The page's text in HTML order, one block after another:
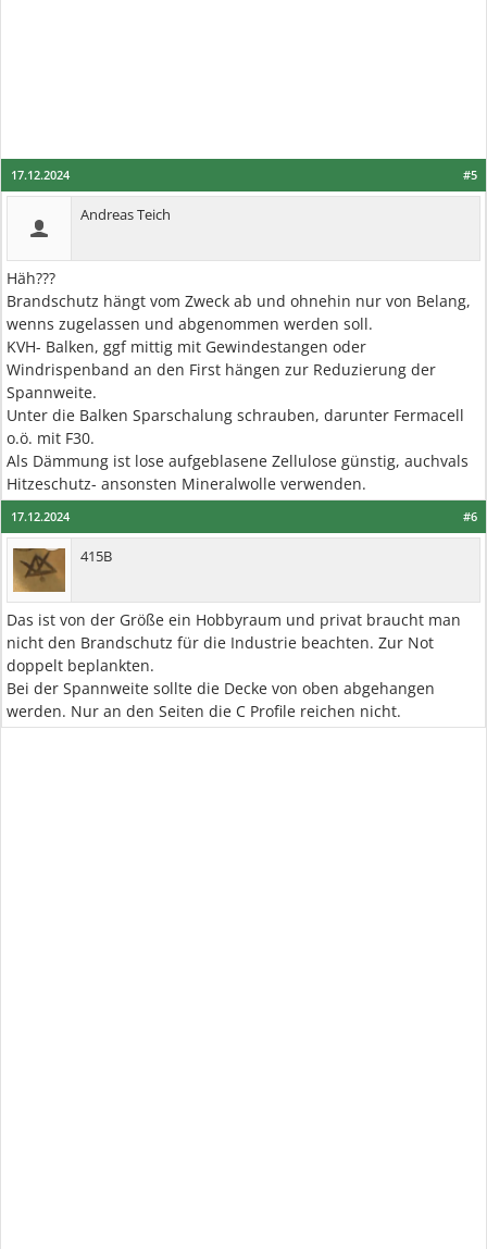
#5
17.12.2024
Andreas Teich
Häh???
Brandschutz hängt vom Zweck ab und ohnehin nur von Belang,
wenns zugelassen und abgenommen werden soll.
KVH- Balken, ggf mittig mit Gewindestangen oder
Windrispenband an den First hängen zur Reduzierung der
Spannweite.
Unter die Balken Sparschalung schrauben, darunter Fermacell
o.ö. mit F30.
Als Dämmung ist lose aufgeblasene Zellulose günstig, auchvals
Hitzeschutz- ansonsten Mineralwolle verwenden.
#6
17.12.2024
415B
Das ist von der Größe ein Hobbyraum und privat braucht man
nicht den Brandschutz für die Industrie beachten. Zur Not
doppelt beplankten.
Bei der Spannweite sollte die Decke von oben abgehangen
werden. Nur an den Seiten die C Profile reichen nicht.